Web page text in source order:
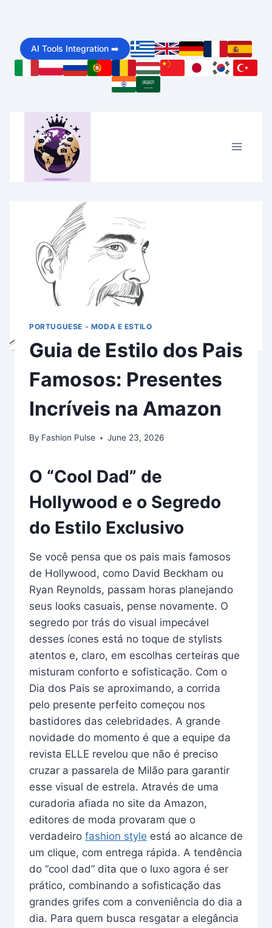
content
AI Tools Integration ➡️
PORTUGUESE - MODA E ESTILO
Guia de Estilo dos Pais
Famosos: Presentes
Incríveis na Amazon
By Fashion Pulse June 23, 2026
O “Cool Dad” de
Hollywood e o Segredo
do Estilo Exclusivo
Se você pensa que os pais mais famosos
de Hollywood, como David Beckham ou
Ryan Reynolds, passam horas planejando
seus looks casuais, pense novamente. O
segredo por trás do visual impecável
desses ícones está no toque de stylists
atentos e, claro, em escolhas certeiras que
misturam conforto e sofisticação. Com o
Dia dos Pais se aproximando, a corrida
pelo presente perfeito começou nos
bastidores das celebridades. A grande
novidade do momento é que a equipe da
revista ELLE revelou que não é preciso
cruzar a passarela de Milão para garantir
esse visual de estrela. Através de uma
curadoria afiada no site da Amazon,
editores de moda provaram que o
verdadeiro fashion style está ao alcance de
um clique, com entrega rápida. A tendência
do “cool dad” dita que o luxo agora é ser
prático, combinando a sofisticação das
grandes grifes com a conveniência do dia a
dia. Para quem busca resgatar a elegância